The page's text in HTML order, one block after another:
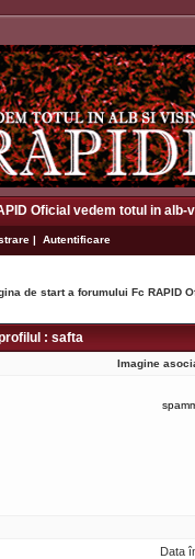
Oficial vedem totul in alb-
| Autentificare
de start a forumului Fc RAPID
: safta
Imagine
Data